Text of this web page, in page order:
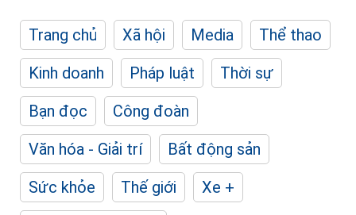
Trang chủ Xã hội Media
Thể thao
Kinh doanh
Pháp luật
Thời sự
Bạn đọc
Công đoàn
Văn hóa - Giải trí
Bất động sản
Sức khỏe
Thế giới
Xe +